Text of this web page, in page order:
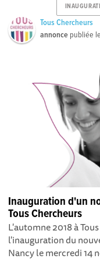
Tous Chercheurs
annonce publiée
Inauguration d'un
Tous Chercheurs
L'automne 2018 à
l'inauguration du
Nancy le mercredi 14